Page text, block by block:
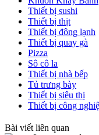
Thiết bị sushi
Thiết bị thịt
Thiết bị đông lạnh
Thiết bị quay gà
Pizza
Sô cô la
Thiết bị nhà bếp
Tủ trưng bày
Thiết bị siêu thị
Thiết bị công
Bài viết liên quan